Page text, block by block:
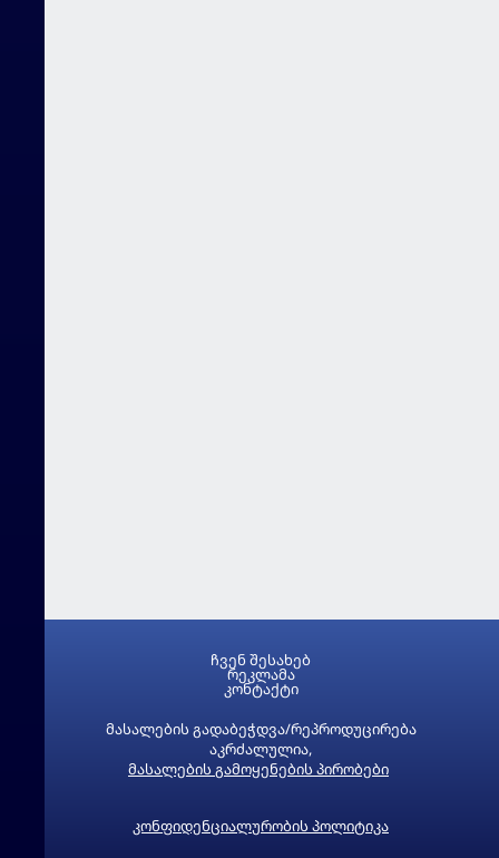
მასალების გადაბეჭდვა/რეპროდუცირება
აკრძალულია,
მასალების გამოყენების პირობები
კონფიდენციალურობის პოლიტიკა
ჩვენ შესახებ
რეკლამა
კონტაქტი